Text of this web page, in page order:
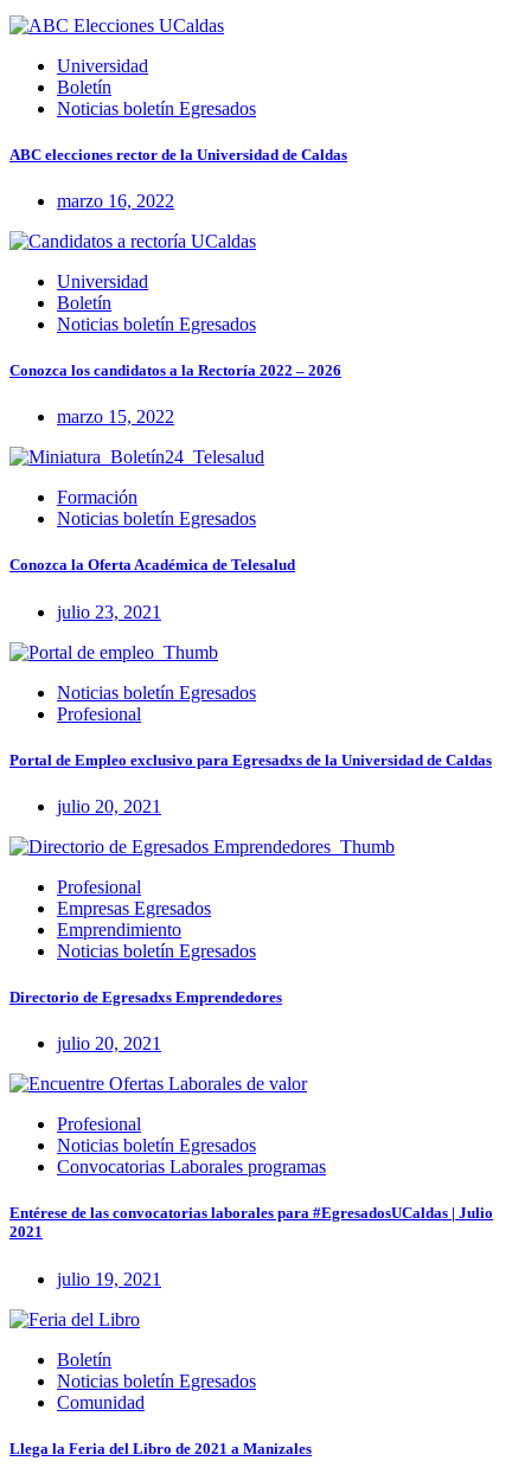
Universidad
Boletín
Noticias boletín Egresados
ABC elecciones rector de la Universidad de Caldas
marzo 16, 2022
Universidad
Boletín
Noticias boletín Egresados
Conozca los candidatos a la Rectoría 2022 – 2026
marzo 15, 2022
Formación
Noticias boletín Egresados
Conozca la Oferta Académica de Telesalud
julio 23, 2021
Noticias boletín Egresados
Profesional
Portal de Empleo exclusivo para Egresadxs de la Universidad de Caldas
julio 20, 2021
Profesional
Empresas Egresados
Emprendimiento
Noticias boletín Egresados
Directorio de Egresadxs Emprendedores
julio 20, 2021
Profesional
Noticias boletín Egresados
Convocatorias Laborales programas
Entérese de las convocatorias laborales para #EgresadosUCaldas | Julio
2021
julio 19, 2021
Boletín
Noticias boletín Egresados
Comunidad
Llega la Feria del Libro de 2021 a Manizales